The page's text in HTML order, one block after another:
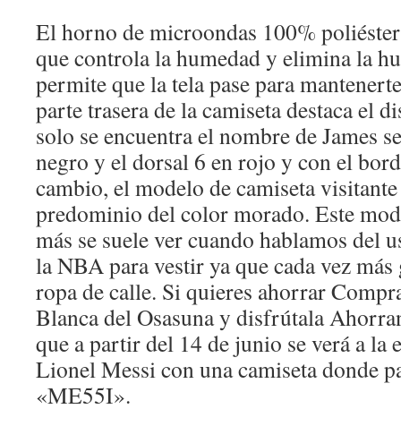
El horno de microondas 100%
que controla la humedad y elimina la
permite que la tela pase para
parte trasera de la camiseta destaca el
solo se encuentra el nombre de James
negro y el dorsal 6 en rojo y con el
cambio, el modelo de camiseta
predominio del color morado. Este
más se suele ver cuando hablamos del
la NBA para vestir ya que cada vez
ropa de calle. Si quieres ahorrar
Blanca del Osasuna y disfrútala
que a partir del 14 de junio se verá a la
Lionel Messi con una camiseta donde
«ME55I».